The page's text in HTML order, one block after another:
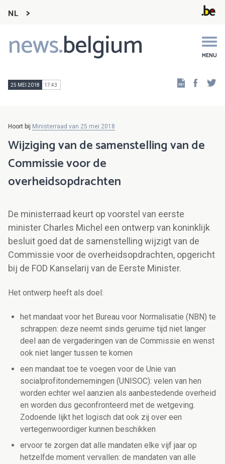
NL
news.belgium MENU
Main
navigation
25 MEI 2018 17:43
Hoort bij Ministerraad van 25 mei 2018
Wijziging van de samenstelling van de
Commissie voor de
overheidsopdrachten
De ministerraad keurt op voorstel van eerste
minister Charles Michel een ontwerp van koninklijk
besluit goed dat de samenstelling wijzigt van de
Commissie voor de overheidsopdrachten, opgericht
bij de FOD Kanselarij van de Eerste Minister.
Het ontwerp heeft als doel:
het mandaat voor het Bureau voor Normalisatie (NBN) te
schrappen: deze neemt sinds geruime tijd niet langer
deel aan de vergaderingen van de Commissie en wenst
ook niet langer tussen te komen
een mandaat toe te voegen voor de Unie van
socialprofitondernemingen (UNISOC): velen van hen
worden echter wel aanzien als aanbestedende overheid
en worden dus geconfronteerd met de wetgeving.
Zodoende lijkt het logisch dat ook zij over een
vertegenwoordiger kunnen beschikken
ervoor te zorgen dat alle mandaten elke vijf jaar op
hetzelfde moment vervallen: de mandaten van alle